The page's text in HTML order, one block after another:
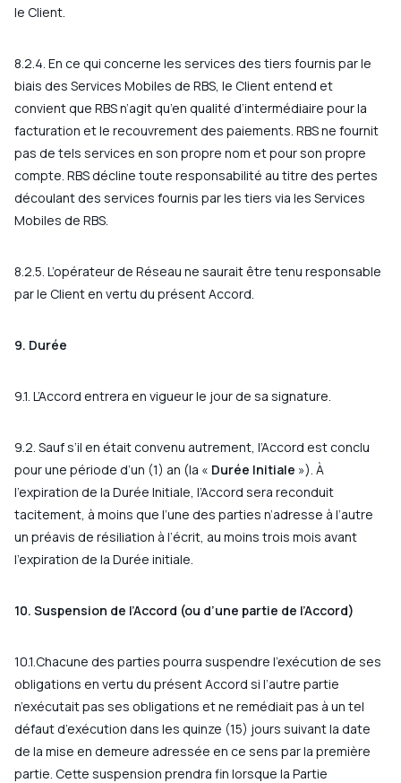
le Client.
8.2.4. En ce qui concerne les services des tiers fournis par le
biais des Services Mobiles de RBS, le Client entend et
convient que RBS n’agit qu’en qualité d’intermédiaire pour la
facturation et le recouvrement des paiements. RBS ne fournit
pas de tels services en son propre nom et pour son propre
compte. RBS décline toute responsabilité au titre des pertes
découlant des services fournis par les tiers via les Services
Mobiles de RBS.
8.2.5. L’opérateur de Réseau ne saurait être tenu responsable
par le Client en vertu du présent Accord.
9. Durée
9.1. L’Accord entrera en vigueur le jour de sa signature.
9.2. Sauf s’il en était convenu autrement, l’Accord est conclu
pour une période d’un (1) an (la « Durée Initiale »). À
l’expiration de la Durée Initiale, l’Accord sera reconduit
tacitement, à moins que l’une des parties n’adresse à l’autre
un préavis de résiliation à l’écrit, au moins trois mois avant
l’expiration de la Durée initiale.
10. Suspension de l’Accord (ou d’une partie de l’Accord)
10.1.Chacune des parties pourra suspendre l’exécution de ses
obligations en vertu du présent Accord si l’autre partie
n’exécutait pas ses obligations et ne remédiait pas à un tel
défaut d’exécution dans les quinze (15) jours suivant la date
de la mise en demeure adressée en ce sens par la première
partie. Cette suspension prendra fin lorsque la Partie